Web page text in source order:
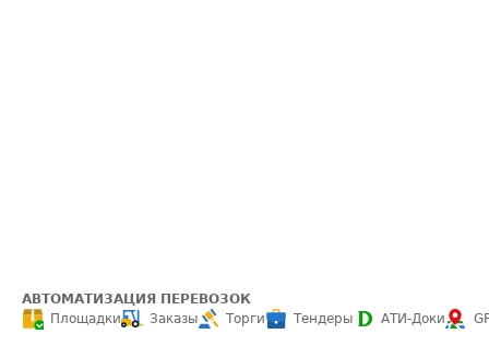
АВТОМАТИЗАЦИЯ ПЕРЕВОЗОК
Площадки
Заказы Торги Тендеры АТИ-Доки